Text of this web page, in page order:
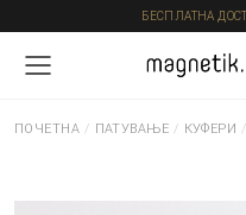
БЕСПЛАТНА
ПОЧЕТНА / ПАТУВАЊЕ / КУФЕРИ /